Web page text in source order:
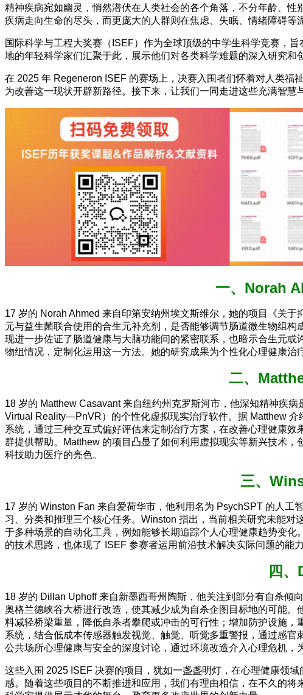
精神疾病宛如幽灵，悄然潜伏在人类社会的各个角落，不分年龄、
疾病走向生命的尽头，而更庞大的人群则在焦虑、失眠、情绪障碍
国际科学与工程大奖赛（ISEF）作为全球顶级的中学生科学竞赛，
地的年轻科学家们汇聚于此，展示他们对各类科学难题的深入研究和
在 2025 年 Regeneron ISEF 的赛场上，决赛入围者们怀着对人类福
为改善这一现状开辟新路径。接下来，让我们一同走进这些充满智
一、Norah
17 岁的 Norah Ahmed 来自印第安纳州埃文斯维尔，她的项目《关
元与益生菌联合使用的合生元补充剂，是否能够调节肠道微生物组
现进一步佐证了肠道健康与大脑功能间的紧密联系，也暗示合生元
物组情况，定制化运用这一方法。她的研究成果为个性化心理健康治
二、
18 岁的 Matthew Casavant 来自纽约州克罗斯河市，他深知精神疾
Virtual Reality—PnVR）的个性化虚拟现实治疗软件。据 Matthew
系统，通过三种交互式偏好评估来定制治疗方案，在改善心理健康
群提供帮助。Matthew 的项目凸显了如何利用虚拟现实等新兴技术
科技助力医疗的亮色。
三、
17 岁的 Winston Fan 来自爱荷华市，他利用名为 PsychSPT 的人
习、分类和推理三个核心任务。Winston 指出，当前相关研究未能
于多种场景的自动化工具，例如能够长期追踪个人心理健康趋势变
的技术思路，也体现了 ISEF 参赛者运用前沿技术解决实际问题的能力
四
18 岁的 Dillan Uphoff 来自新墨西哥州陶斯，他关注到部分有自杀倾
奥格兰德峡谷大桥进行改造，使其减少成为自杀企图目标地的可能
料减轻桥梁重量，降低自杀者攀爬或冲击的可行性；增加防护设施
系统，结合低成本传感器触发视觉、触觉、听觉多重警报，通过感
公共场所心理健康与安全的深度讨论，通过环境改造介入心理危机
这些入围 2025 ISEF 决赛的项目，犹如一盏盏明灯，在心理健康领
感。随着这些项目的不断推进和应用，我们有理由相信，在不久的